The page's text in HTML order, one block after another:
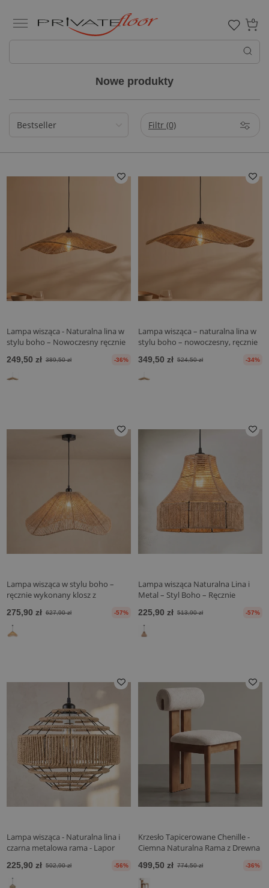
0
Nowe produkty
Filtr (0)
Lampa wisząca - Naturalna lina w
stylu boho – Nowoczesny ręcznie
249,50 zł 389,50 zł -36%
Lampa wisząca – naturalna lina w
stylu boho – nowoczesny, ręcznie
349,50 zł 524,50 zł -34%
Lampa wisząca w stylu boho –
ręcznie wykonany klosz z
275,90 zł 627,90 zł -57%
Lampa wisząca Naturalna Lina i
Metal – Styl Boho – Ręcznie
225,90 zł 513,90 zł -57%
Lampa wisząca - Naturalna lina i
czarna metalowa rama - Lapor
225,90 zł 502,90 zł -56%
Krzesło Tapicerowane Chenille -
Ciemna Naturalna Rama z Drewna
499,50 zł 774,50 zł -36%